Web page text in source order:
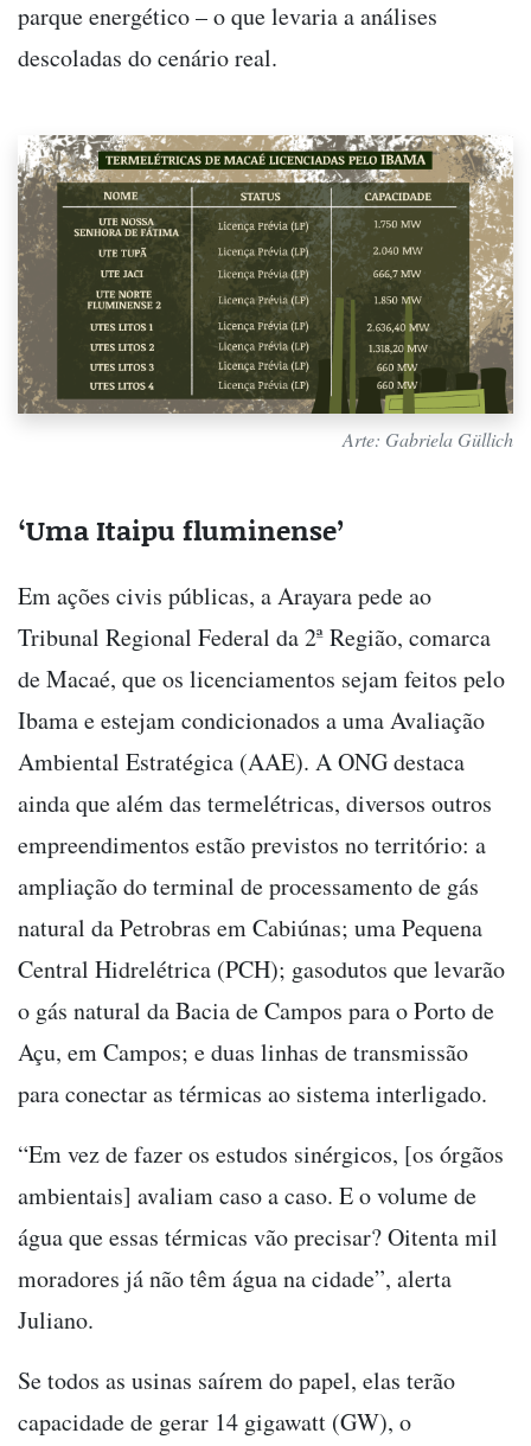
parque energético – o que levaria a análises
descoladas do cenário real.
Arte: Gabriela Güllich
‘Uma Itaipu fluminense’
Em ações civis públicas, a Arayara pede ao
Tribunal Regional Federal da 2ª Região, comarca
de Macaé, que os licenciamentos sejam feitos pelo
Ibama e estejam condicionados a uma Avaliação
Ambiental Estratégica (AAE). A ONG destaca
ainda que além das termelétricas, diversos outros
empreendimentos estão previstos no território: a
ampliação do terminal de processamento de gás
natural da Petrobras em Cabiúnas; uma Pequena
Central Hidrelétrica (PCH); gasodutos que levarão
o gás natural da Bacia de Campos para o Porto de
Açu, em Campos; e duas linhas de transmissão
para conectar as térmicas ao sistema interligado.
“Em vez de fazer os estudos sinérgicos, [os órgãos
ambientais] avaliam caso a caso. E o volume de
água que essas térmicas vão precisar? Oitenta mil
moradores já não têm água na cidade”, alerta
Juliano.
Se todos as usinas saírem do papel, elas terão
capacidade de gerar 14 gigawatt (GW), o